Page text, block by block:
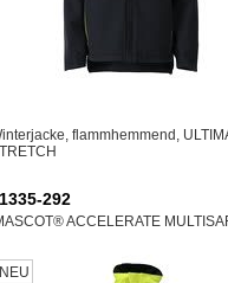
flammhemmend,
292
ACCELERATE
NEU